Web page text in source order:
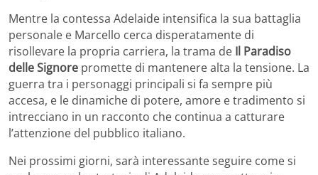
Mentre la contessa Adelaide intensifica la sua battaglia
personale e Marcello cerca disperatamente di
risollevare la propria carriera, la trama de Il Paradiso
delle Signore promette di mantenere alta la tensione. La
guerra tra i personaggi principali si fa sempre più
accesa, e le dinamiche di potere, amore e tradimento si
intrecciano in un racconto che continua a catturare
l’attenzione del pubblico italiano.
Nei prossimi giorni, sarà interessante seguire come si